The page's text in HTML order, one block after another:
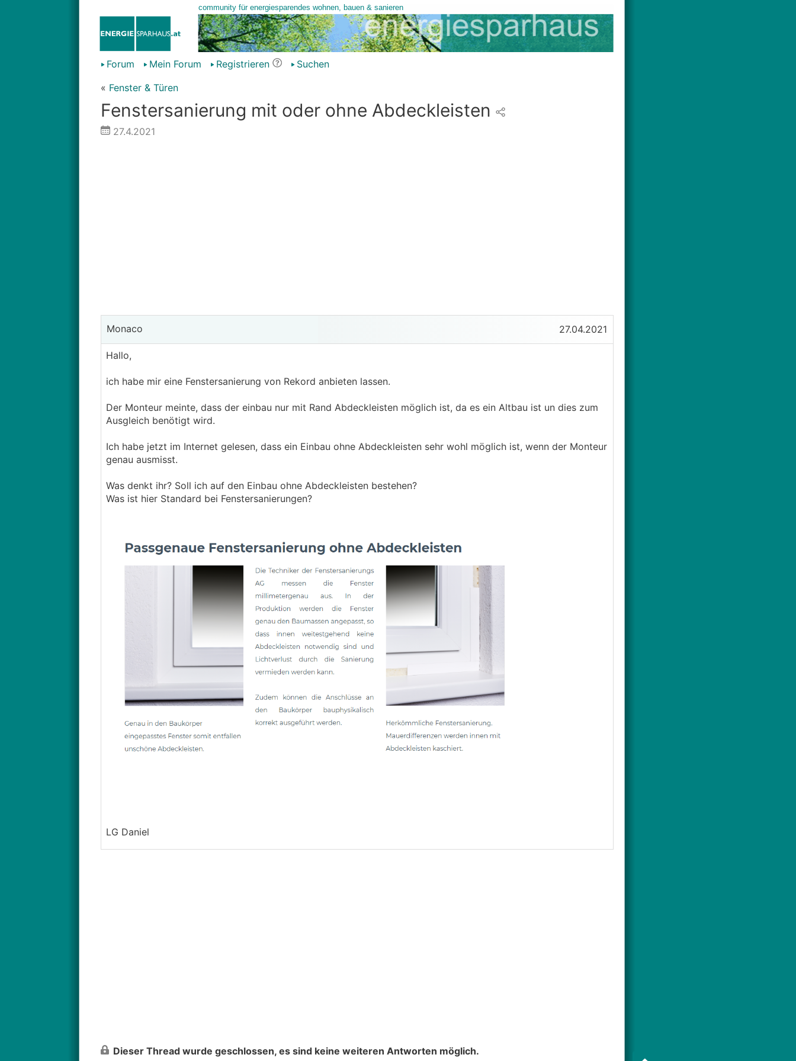
Forum Mein Forum Registrieren
Suchen
« Fenster & Türen
Fenstersanierung mit oder ohne Abdeckleisten
27.4.2021
Monaco 27.04.2021
Hallo,
ich habe mir eine Fenstersanierung von Rekord anbieten lassen.
Der Monteur meinte, dass der einbau nur mit Rand Abdeckleisten möglich ist, da es ein Altbau ist un dies zum
Ausgleich benötigt wird.
Ich habe jetzt im Internet gelesen, dass ein Einbau ohne Abdeckleisten sehr wohl möglich ist, wenn der Monteur
genau ausmisst.
Was denkt ihr? Soll ich auf den Einbau ohne Abdeckleisten bestehen?
Was ist hier Standard bei Fenstersanierungen?
LG Daniel
Dieser Thread wurde geschlossen, es sind keine weiteren Antworten möglich.